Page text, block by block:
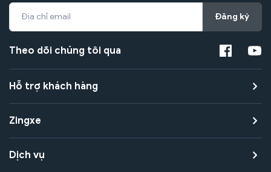
Đăng ký
Theo dõi chúng tôi qua
Hỗ trợ khách hàng
Zingxe
Dịch vụ